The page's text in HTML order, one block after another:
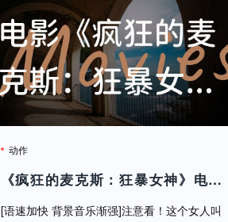
量吧"的那个男人吗？202...
动作
《疯狂的麦克斯：狂暴女神》电影解说稿：剧情完整版+彩蛋盘点（影视解说文案）
[语速加快 背景音乐渐强]注意看！这个女人叫